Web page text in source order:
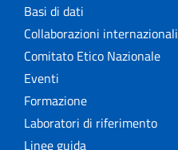
Basi di dati
Collaborazioni internazionali
Comitato Etico Nazionale
Eventi
Formazione
Laboratori di riferimento
Linee guida